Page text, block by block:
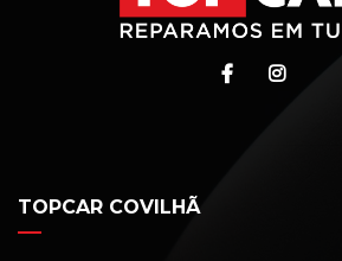
TOPCAR COVILHÃ